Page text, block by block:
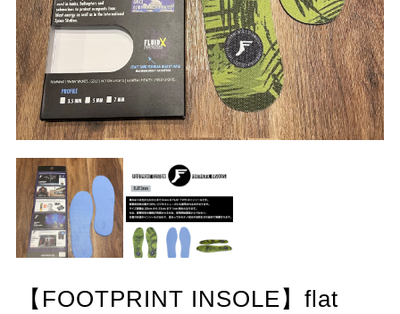
【FOOTPRINT INSOLE】flat